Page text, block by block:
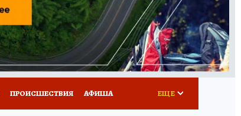
ПРОИСШЕСТВИЯ АФИША ЕЩЕ